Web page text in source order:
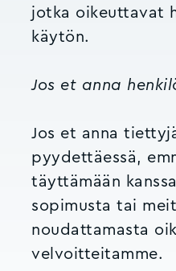
jotka oikeuttavat
käytön.
Jos et anna
Jos et anna
pyydettäessä,
täyttämään
sopimusta tai
noudattamasta
velvoitteitamme.